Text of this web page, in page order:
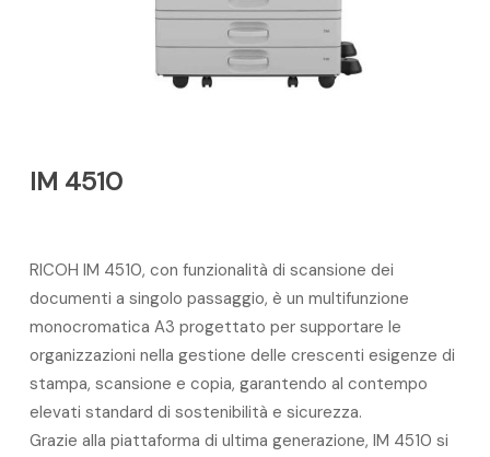
IM 4510
RICOH IM 4510, con funzionalità di scansione dei
documenti a singolo passaggio, è un multifunzione
monocromatica A3 progettato per supportare le
organizzazioni nella gestione delle crescenti esigenze di
stampa, scansione e copia, garantendo al contempo
elevati standard di sostenibilità e sicurezza.
Grazie alla piattaforma di ultima generazione, IM 4510 si